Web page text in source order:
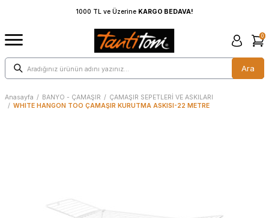
KARGO BEDAVA!
Ara
0
Anasayfa / BANYO - ÇAMAŞIR / ÇAMAŞIR SEPETLERİ VE ASKILARI
/ WHITE HANGON TOO ÇAMAŞIR KURUTMA ASKISI-22 METRE